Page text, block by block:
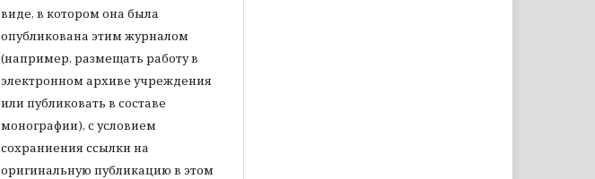
виде, в котором она была
опубликована этим журналом
(например, размещать работу в
электронном архиве учреждения
или публиковать в составе
монографии), с условием
сохраниения ссылки на
оригинальную публикацию в этом